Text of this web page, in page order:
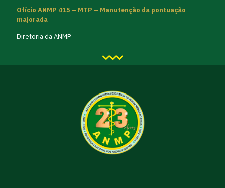
Ofício ANMP 415 – MTP – Manutenção da pontuação
majorada
Diretoria da ANMP